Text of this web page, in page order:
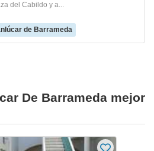
del Cabildo y a...
de Barrameda
De Barrameda mejor